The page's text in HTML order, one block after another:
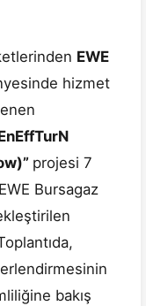
EWE
hizmet
projesi 7
Bursagaz
bakış